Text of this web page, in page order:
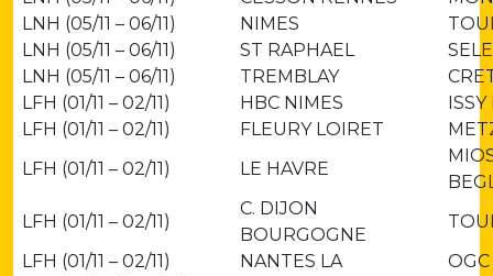
LNH (05/11 – 06/11)
NIMES
LNH (05/11 – 06/11)
ST RAPHAEL
LNH (05/11 – 06/11)
TREMBLAY
LFH (01/11 – 02/11)
HBC NIMES
LFH (01/11 – 02/11)
FLEURY LOIRET
LFH (01/11 – 02/11)
LE HAVRE
LFH (01/11 – 02/11)
C. DIJON
BOURGOGNE
LFH (01/11 – 02/11)
NANTES LA